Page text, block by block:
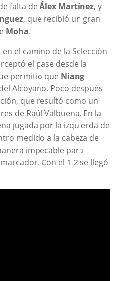
falta de Álex Martínez, y
, que recibió un gran
Moha.
el camino de la Selección
el pase desde la
permitió que Niang
Alcoyano. Poco después
que resultó como un
de Raúl Valbuena. En la
jugada por la izquierda de
medido a la cabeza de
impecable para
Con el 1-2 se llegó